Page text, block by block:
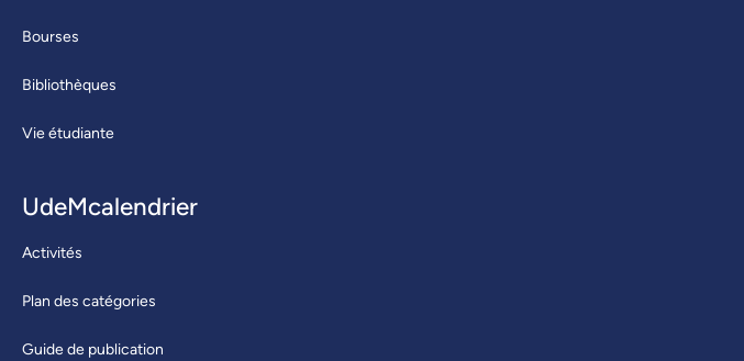
Bourses
Bibliothèques
Vie étudiante
UdeMcalendrier
Activités
Plan des catégories
Guide de publication